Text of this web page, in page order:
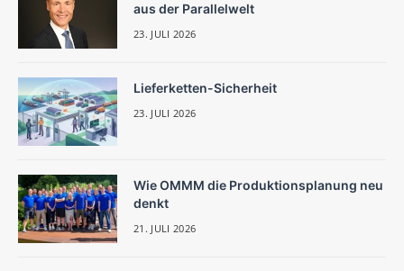
aus der Parallelwelt
23. JULI 2026
Lieferketten-Sicherheit
23. JULI 2026
Wie OMMM die Produktionsplanung neu
denkt
21. JULI 2026